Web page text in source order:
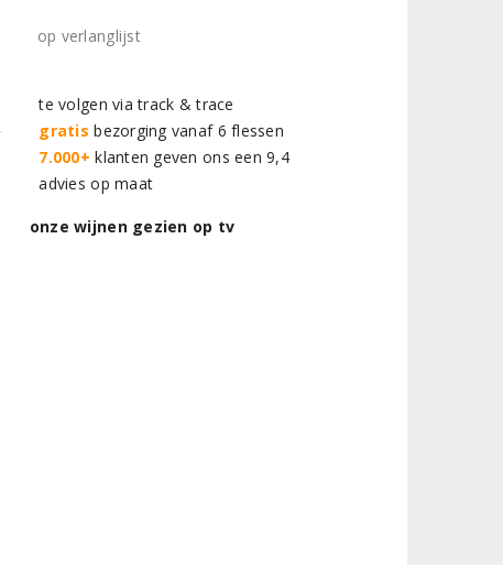
op verlanglijst
te volgen via track & trace
gratis bezorging vanaf 6 flessen
7.000+ klanten geven ons een 9,4
advies op maat
onze wijnen gezien op tv